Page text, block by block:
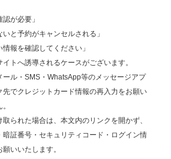
が必要」
いと予約がキャンセルされる」
情報を確認してください」
トへ誘導されるケースがございます。
ール・SMS・WhatsApp等のメッセージアプ
先でクレジットカード情報の再入力をお願い
られた場合は、本文内のリンクを開かず、
暗証番号・セキュリティコード・ログイン情
いいたします。